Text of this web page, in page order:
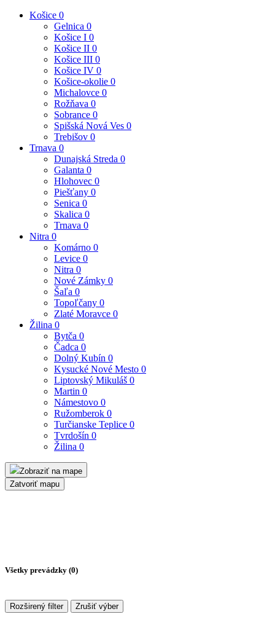
Košice 0
Gelnica 0
Košice I 0
Košice II 0
Košice III 0
Košice IV 0
Košice-okolie 0
Michalovce 0
Rožňava 0
Sobrance 0
Spišská Nová Ves 0
Trebišov 0
Trnava 0
Dunajská Streda 0
Galanta 0
Hlohovec 0
Piešťany 0
Senica 0
Skalica 0
Trnava 0
Nitra 0
Komárno 0
Levice 0
Nitra 0
Nové Zámky 0
Šaľa 0
Topoľčany 0
Zlaté Moravce 0
Žilina 0
Bytča 0
Čadca 0
Dolný Kubín 0
Kysucké Nové Mesto 0
Liptovský Mikuláš 0
Martin 0
Námestovo 0
Ružomberok 0
Turčianske Teplice 0
Tvrdošín 0
Žilina 0
Zobraziť na mape
Zatvoriť mapu
Všetky prevádzky (0)
Rozširený filter Zrušiť výber